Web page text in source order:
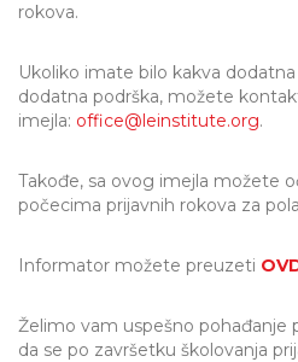
rokova.
Ukoliko imate bilo kakva
dodatna podrška, možete
imejla: office@leinstitute.org.
Takođe, sa ovog imejla možete
počecima prijavnih rokova za
Informator možete preuzeti
Želimo vam uspešno pohađanje
da se po završetku školovanja